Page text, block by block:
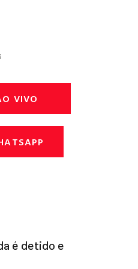
VIVO
é detido e